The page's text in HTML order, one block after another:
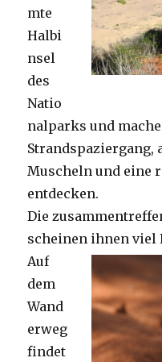
mte
Halbi
nsel
des
Natio
nalparks und
Strandspaziergang,
Muscheln und eine
entdecken.
Die
scheinen ihnen viel
Auf
dem
Wand
erweg
findet